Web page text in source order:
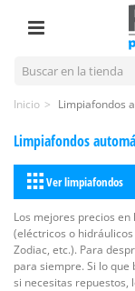
Inicio > Limpiafondos
Limpiafondos
Ver limpiafondos
Los mejores precios
(eléctricos o
Zodiac, etc.). Para
para siempre. Si lo
si necesitas repuestos,